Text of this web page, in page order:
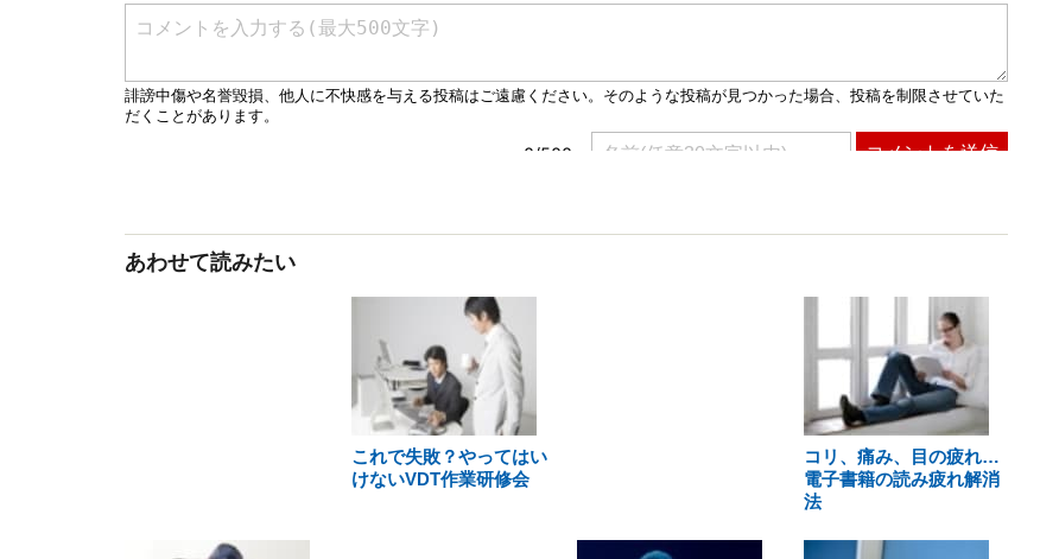
あわせて読みたい
これで失敗？やってはい
けないVDT作業研修会
コリ、痛み、目の疲れ…
電子書籍の読み疲れ解消
法